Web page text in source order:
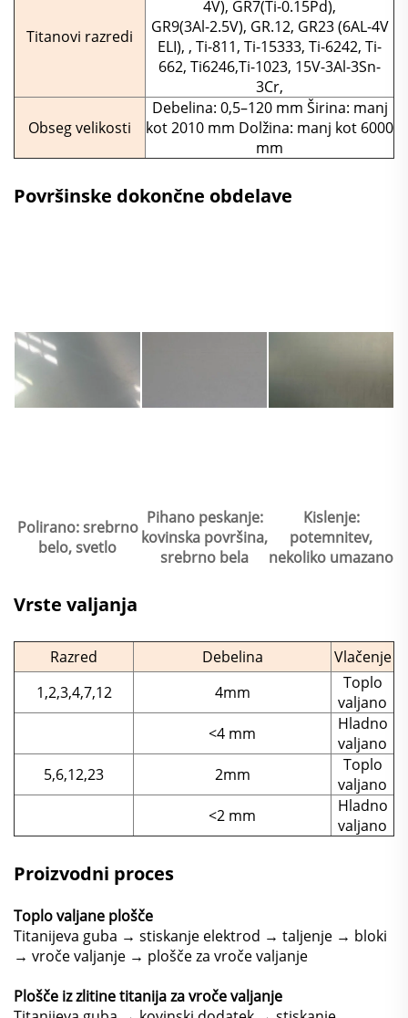
Titanovi razredi
4V), GR7(Ti-0.15Pd),
GR9(3Al-2.5V), GR.12, GR23 (6AL-4V
ELI), , Ti-811, Ti-15333, Ti-6242, Ti-
662, Ti6246,Ti-1023, 15V-3Al-3Sn-
3Cr,
Obseg velikosti
Debelina: 0,5–120 mm Širina: manj
kot 2010 mm Dolžina: manj kot 6000
mm
Površinske dokončne obdelave
Polirano: srebrno
belo, svetlo
Pihano peskanje:
kovinska površina,
srebrno bela
Kislenje:
potemnitev,
nekoliko umazano
Vrste valjanja
Razred Debelina
Vlačenje
1,2,3,4,7,12
4mm
Toplo
valjano
<4 mm
Hladno
valjano
5,6,12,23
2mm
Toplo
valjano
<2 mm
Hladno
valjano
Proizvodni proces
Toplo valjane plošče
Titanijeva guba → stiskanje elektrod → taljenje → bloki
→ vroče valjanje → plošče za vroče valjanje
Plošče iz zlitine titanija za vroče valjanje